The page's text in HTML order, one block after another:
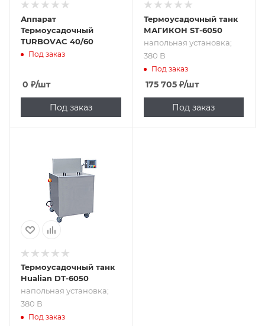
Аппарат
Термоусадочный
TURBOVAC 40/60
Под заказ
0 ₽/шт
Под заказ
Термоусадочный танк
МАГИКОН ST-6050
напольная установка;
380 В
Под заказ
175 705₽/шт
Под заказ
установка; 380 В
Термоусадочный танк
Hualian DT-6050
напольная установка;
380 В
Под заказ